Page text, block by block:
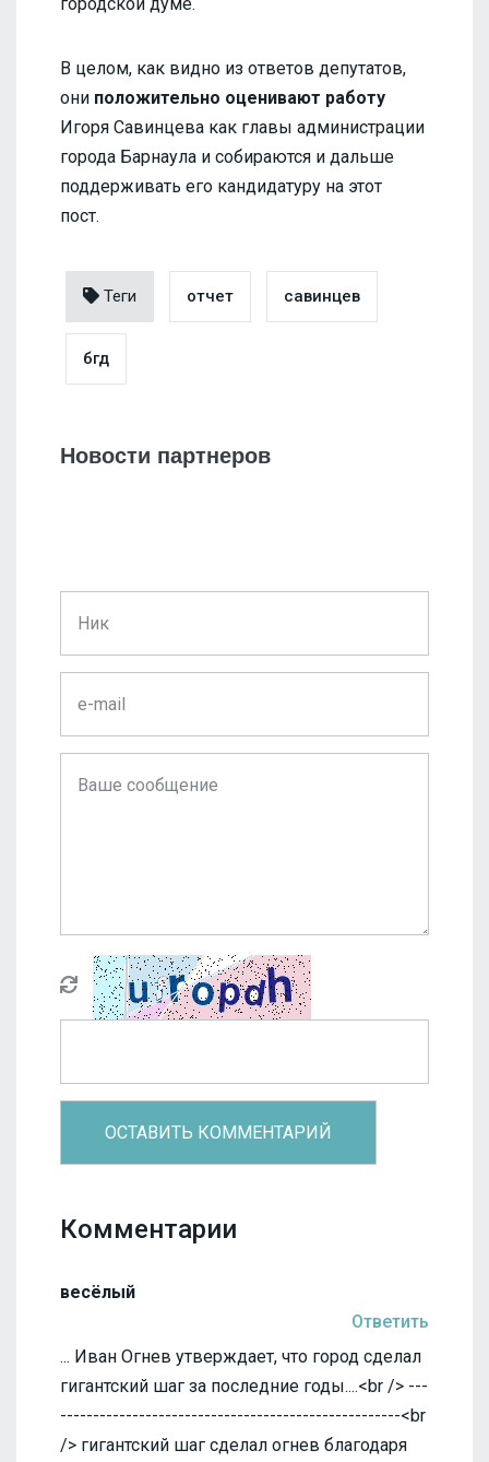
В целом, как видно из ответов депутатов,
они положительно оценивают работу
Игоря Савинцева как главы администрации
города Барнаула и собираются и дальше
поддерживать его кандидатуру на этот
пост.
Теги отчет савинцев
бгд
Новости партнеров
Комментарии
весёлый
Ответить
... Иван Огнев утверждает, что город сделал
гигантский шаг за последние годы....<br /> ---
----------------------------------------------------<br
/> гигантский шаг сделал огнев благодаря